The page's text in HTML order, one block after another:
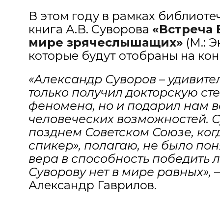
В этом году в рамках
книга А.В. Суворова
мире зрячеслышащих» (М.:
которые будут отобраны на
«Александр Суворов –
только получил докторскую
феномена, но и подарил нам
человеческих возможностей.
позднем Советском Союзе,
спикер», полагаю, не было
вера в способность победить
Суворову нет в мире равных»,
Александр Гаврилов.